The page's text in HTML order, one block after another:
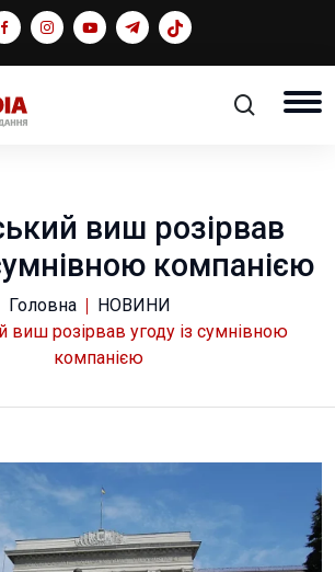
виш розірвав
компанією
Головна
НОВИНИ
виш розірвав угоду із сумнівною
компанією